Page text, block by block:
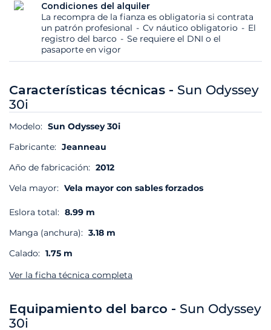
Condiciones del alquiler
La recompra de la fianza es obligatoria si contrata
un patrón profesional
Cv náutico obligatorio
El
registro del barco
Se requiere el DNI o el
pasaporte en vigor
Características técnicas - Sun Odyssey
30i
Modelo: Sun Odyssey 30i
Fabricante: Jeanneau
Año de fabricación: 2012
Vela mayor: Vela mayor con sables forzados
Eslora total: 8.99 m
Manga (anchura): 3.18 m
Calado: 1.75 m
Ver la ficha técnica completa
Equipamiento del barco - Sun Odyssey
30i